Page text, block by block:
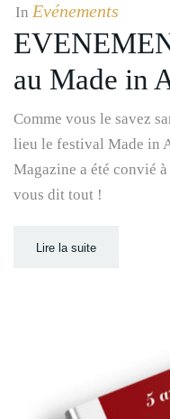
In Evénements
au Made in
Comme vous le savez
lieu le festival Made in
Magazine a été convié
vous dit tout !
Lire la suite